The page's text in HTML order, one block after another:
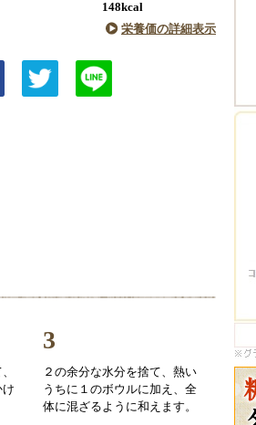
148kcal
栄養価の詳細表示
3
２の余分な水分を捨て、熱い
うちに１のボウルに加え、全
体に混ざるように和えます。